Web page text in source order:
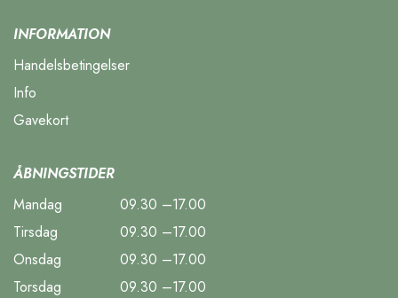
INFORMATION
Handelsbetingelser
Info
Gavekort
ÅBNINGSTIDER
Mandag
09.30 –17.00
Tirsdag
09.30 –17.00
Onsdag
09.30 –17.00
Torsdag
09.30 –17.00